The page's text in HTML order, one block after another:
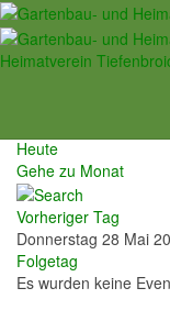
Heimatverein
Heute
Gehe zu Monat
Vorheriger Tag
Donnerstag 28 Mai
Folgetag
Es wurden keine